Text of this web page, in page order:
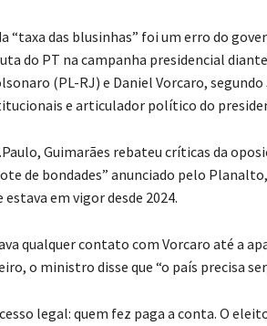
“taxa das blusinhas” foi um erro do
do PT na campanha presidencial
(PL-RJ) e Daniel Vorcaro,
e articulador político do
Guimarães rebateu críticas da
de bondades” anunciado pelo
estava em vigor desde 2024.
qualquer contato com Vorcaro até a
o ministro disse que “o país precisa
legal: quem fez paga a conta. O